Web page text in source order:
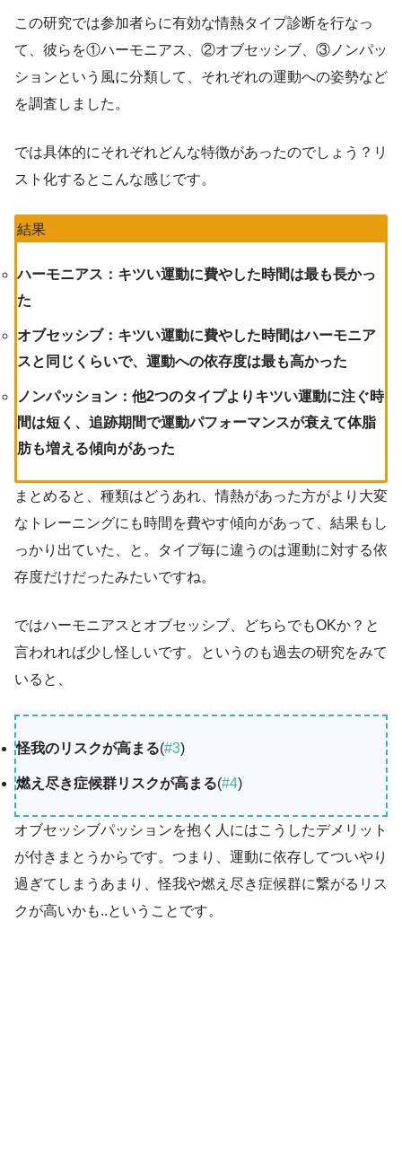
この研究では参加者らに有効な情熱タイプ診断を行なっ
て、彼らを①ハーモニアス、②オブセッシブ、③ノンパッ
ションという風に分類して、それぞれの運動への姿勢など
を調査しました。
では具体的にそれぞれどんな特徴があったのでしょう？リ
スト化するとこんな感じです。
結果
ハーモニアス： キツい運動に費やした時間は最も長かっ
た
オブセッシブ： キツい運動に費やした時間はハーモニア
スと同じくらいで、運動への依存度は最も高かった
ノンパッション： 他2つのタイプよりキツい運動に注ぐ時
間は短く、追跡期間で運動パフォーマンスが衰えて体脂
肪も増える傾向があった
まとめると、種類はどうあれ、情熱があった方がより大変
なトレーニングにも時間を費やす傾向があって、結果もし
っかり出ていた、と。タイプ毎に違うのは運動に対する依
存度だけだったみたいですね。
ではハーモニアスとオブセッシブ、どちらでもOKか？と
言われれば少し怪しいです。というのも過去の研究をみて
いると、
怪我のリスクが高まる(#3)
燃え尽き症候群リスクが高まる(#4)
オブセッシブパッションを抱く人にはこうしたデメリット
が付きまとうからです。つまり、運動に依存してついやり
過ぎてしまうあまり、怪我や燃え尽き症候群に繋がるリス
クが高いかも..ということです。